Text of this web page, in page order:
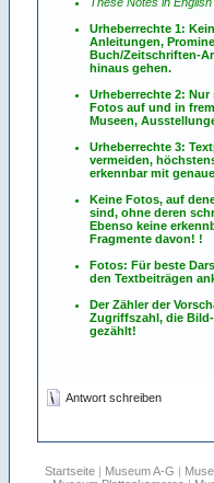
Urheberrechte 1:
Anleitungen,
Buch/Zeitschriften-
hinaus gehen.
Urheberrechte 2:
Fotos auf und in
Museen,
Urheberrechte 3:
vermeiden,
erkennbar mit
Keine Fotos, auf
sind, ohne deren
Ebenso keine
Fragmente davon! !
Fotos: Für beste
den Textbeiträgen
Der Zähler der
Zugriffszahl, die
gezählt!
Antwort schreiben
Startseite | Museum A-G |